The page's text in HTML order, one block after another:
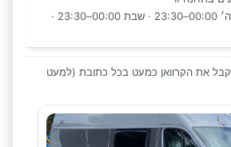
שעות איסוף: א׳–ה׳ 00:00–23:30 · שבת 00:00–23:30 ·
את הקרוואן כמעט בכל כתובת (למעט